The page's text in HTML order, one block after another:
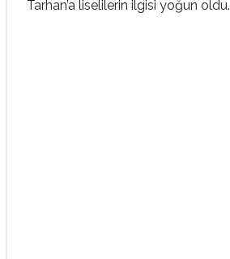
Tarhan’a liselilerin ilgisi yoğun oldu.